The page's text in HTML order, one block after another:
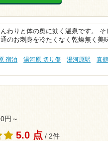
わりと体の奥に効く温泉です。
のお刺身を冷たくなく乾燥無く美
宿泊 湯河原 切り傷 湯河原駅 真
円～
5.0 点 / 2件